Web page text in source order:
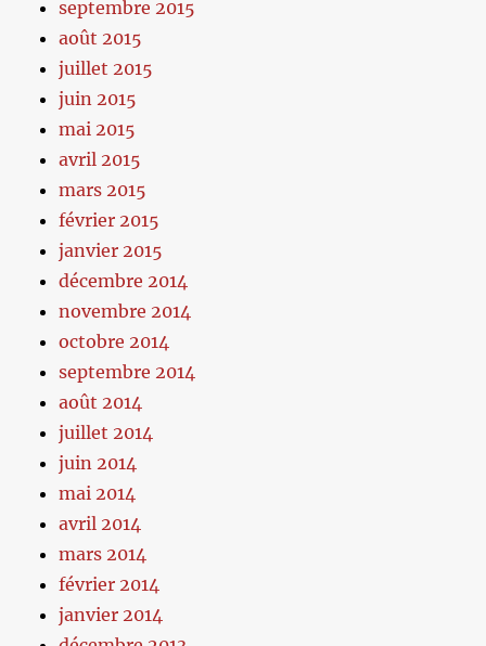
septembre 2015
août 2015
juillet 2015
juin 2015
mai 2015
avril 2015
mars 2015
février 2015
janvier 2015
décembre 2014
novembre 2014
octobre 2014
septembre 2014
août 2014
juillet 2014
juin 2014
mai 2014
avril 2014
mars 2014
février 2014
janvier 2014